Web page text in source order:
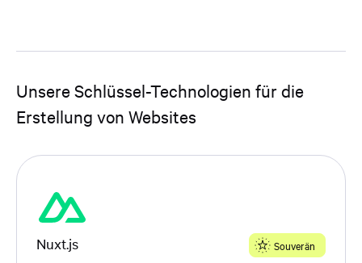
Unsere Schlüssel-Technologien für die
Erstellung von Websites
Nuxt.js Souverän